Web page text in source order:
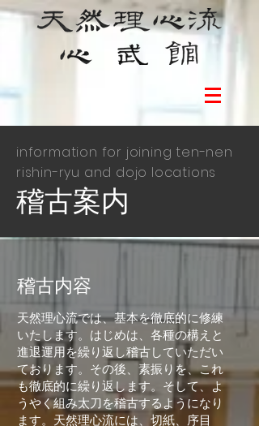
information for joining ten-nen
rishin-ryu and dojo locations
​稽古案内
稽古内容
天然理心流では、基本を徹底的に修練
いたします。はじめは、各種の構えと
進退運用を繰り返し稽古していただい
ております。その後、素振りを、これ
も徹底的に繰り返します。そして、よ
うやく組み太刀を稽古するようになり
ます。天然理心流には、切紙、序目